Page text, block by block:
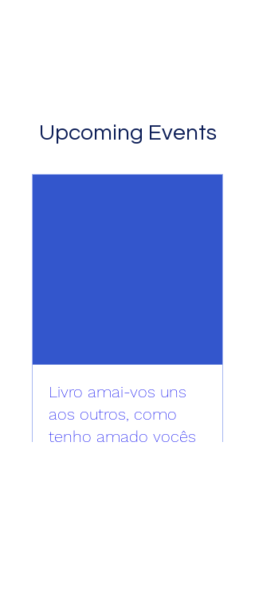
Upcoming Events
Livro amai-vos uns
aos outros, como
tenho amado vocês